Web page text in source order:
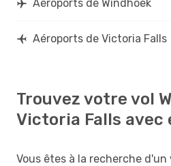
Aéroports de Windhoek
Aéroports de Victoria Falls
Trouvez votre vol
Victoria Falls avec
Vous êtes à la recherche